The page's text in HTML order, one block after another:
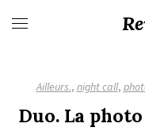
Ailleurs., night call,
Duo. La